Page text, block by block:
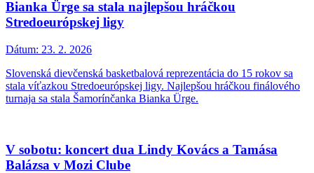
Bianka Ürge sa stala najlepšou hráčkou
Stredoeurópskej ligy
Dátum: 23. 2. 2026
Slovenská dievčenská basketbalová reprezentácia do 15 rokov sa
stala víťazkou Stredoeurópskej ligy. Najlepšou hráčkou finálového
turnaja sa stala Šamorínčanka Bianka Ürge.
V sobotu: koncert dua Lindy Kovács a Tamása
Balázsa v Mozi Clube